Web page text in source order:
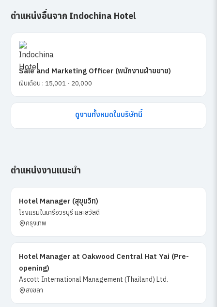
ตำแหน่งอื่นจาก Indochina Hotel
Sale and Marketing Officer (พนักงานฝ่ายขาย)
เงินเดือน : 15,001 - 20,000
ดูงานทั้งหมดในบริษัทนี้
ตำแหน่งงานแนะนำ
Hotel Manager (สุขุมวิท)
โรงแรมในเครือวรบุรี และสวัสดี
กรุงเทพ
Hotel Manager at Oakwood Central Hat Yai (Pre-
opening)
Ascott International Management (Thailand) Ltd.
สงขลา